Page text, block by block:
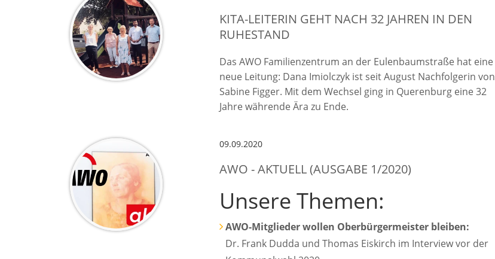
KITA-LEITERIN GEHT NACH 32 JAHREN IN DEN
RUHESTAND
Das AWO Familienzentrum an der Eulenbaumstraße hat eine
neue Leitung: Dana Imiolczyk ist seit August Nachfolgerin von
Sabine Figger. Mit dem Wechsel ging in Querenburg eine 32
Jahre währende Ära zu Ende.
09.09.2020
AWO - AKTUELL (AUSGABE 1/2020)
Unsere Themen:
AWO-Mitglieder wollen Oberbürgermeister bleiben:
Dr. Frank Dudda und Thomas Eiskirch im Interview vor der